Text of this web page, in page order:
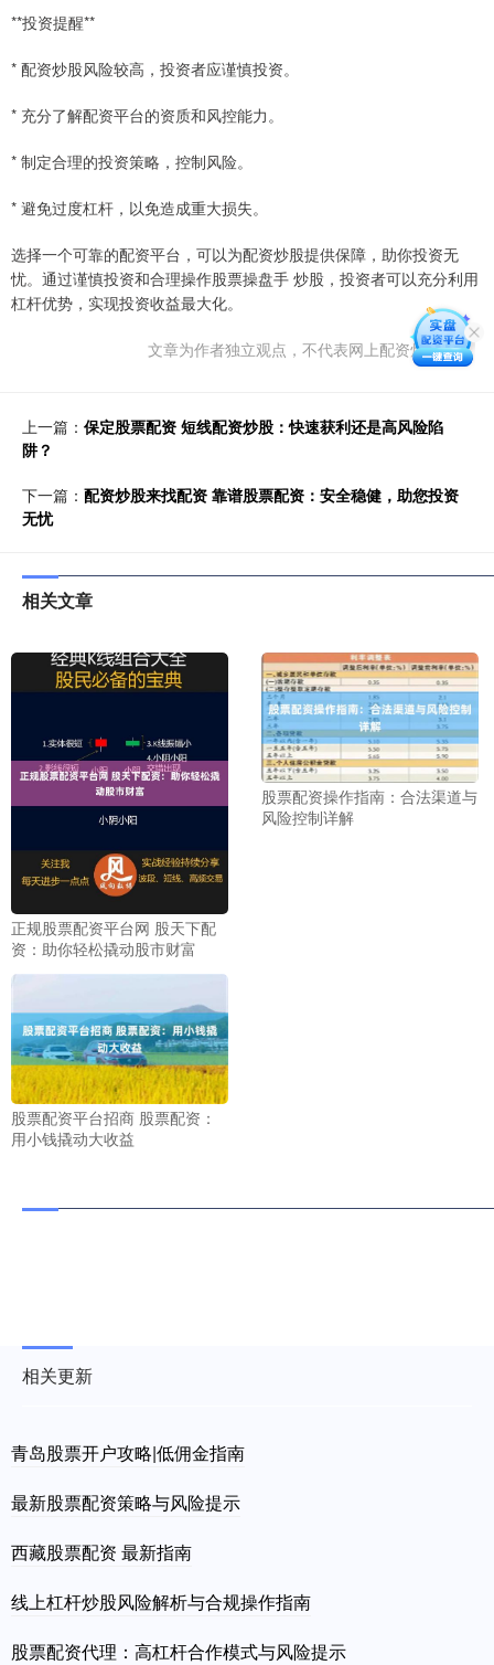
**投资提醒**
* 配资炒股风险较高，投资者应谨慎投资。
* 充分了解配资平台的资质和风控能力。
* 制定合理的投资策略，控制风险。
* 避免过度杠杆，以免造成重大损失。
选择一个可靠的配资平台，可以为配资炒股提供保障，助你投资无
忧。通过谨慎投资和合理操作股票操盘手 炒股，投资者可以充分利用
杠杆优势，实现投资收益最大化。
文章为作者独立观点，不代表网上配资炒股观点
上一篇： 保定股票配资 短线配资炒股：快速获利还是高风险陷
阱？
下一篇： 配资炒股来找配资 靠谱股票配资：安全稳健，助您投资
无忧
相关文章
正规股票配资平台网 股天下配
资：助你轻松撬动股市财富
股票配资操作指南：合法渠道与
风险控制详解
股票配资平台招商 股票配资：
用小钱撬动大收益
相关更新
青岛股票开户攻略|低佣金指南
最新股票配资策略与风险提示
西藏股票配资 最新指南
线上杠杆炒股风险解析与合规操作指南
股票配资代理：高杠杆合作模式与风险提示